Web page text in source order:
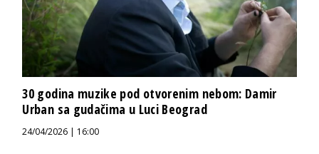
30 godina muzike pod otvorenim nebom: Damir
Urban sa gudačima u Luci Beograd
24/04/2026 | 16:00